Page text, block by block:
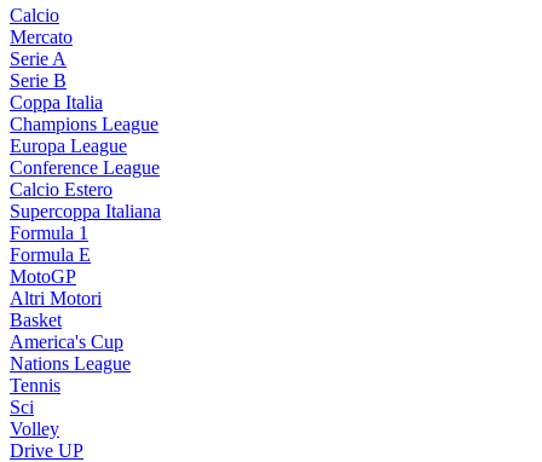
Calcio
Mercato
Serie A
Serie B
Coppa Italia
Champions League
Europa League
Conference League
Calcio Estero
Supercoppa Italiana
Formula 1
Formula E
MotoGP
Altri Motori
Basket
America's Cup
Nations League
Tennis
Sci
Volley
Drive UP